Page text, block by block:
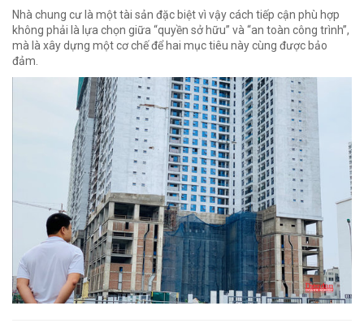
Nhà chung cư là một tài sản đặc biệt vì vậy cách tiếp cận phù hợp
không phải là lựa chọn giữa “quyền sở hữu” và “an toàn công trình”,
mà là xây dựng một cơ chế để hai mục tiêu này cùng được bảo
đảm.